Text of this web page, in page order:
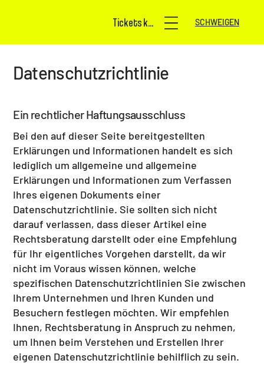
SCHWEIGEN
Tickets kaufen
Datenschutzrichtlinie
Ein rechtlicher Haftungsausschluss
Bei den auf dieser Seite bereitgestellten
Erklärungen und Informationen handelt es sich
lediglich um allgemeine und allgemeine
Erklärungen und Informationen zum Verfassen
Ihres eigenen Dokuments einer
Datenschutzrichtlinie. Sie sollten sich nicht
darauf verlassen, dass dieser Artikel eine
Rechtsberatung darstellt oder eine Empfehlung
für Ihr eigentliches Vorgehen darstellt, da wir
nicht im Voraus wissen können, welche
spezifischen Datenschutzrichtlinien Sie zwischen
Ihrem Unternehmen und Ihren Kunden und
Besuchern festlegen möchten. Wir empfehlen
Ihnen, Rechtsberatung in Anspruch zu nehmen,
um Ihnen beim Verstehen und Erstellen Ihrer
eigenen Datenschutzrichtlinie behilflich zu sein.